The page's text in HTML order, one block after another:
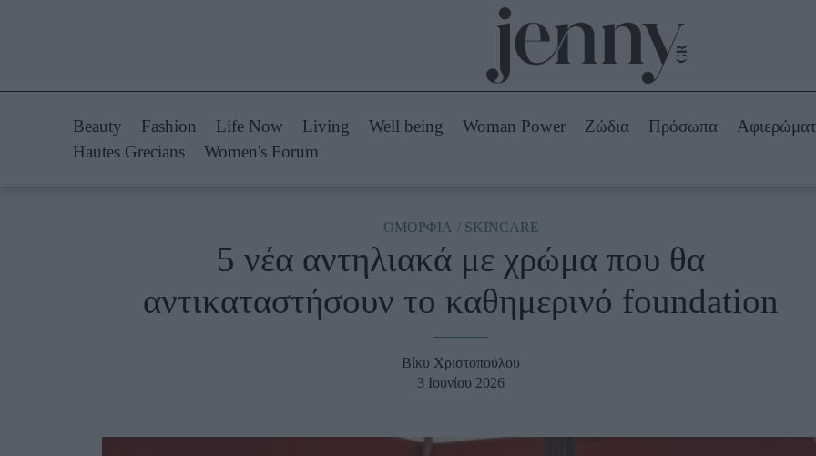
Styling Tips
Fashion News
Beauty -
Ομορφιά
Skincare
Μακιγιάζ
Πρόσωπα
Celebrities
Ζώδια
Beauty Fashion Life Now Living Well being Woman Power Ζώδια Πρόσωπα
Hautes Grecians
Women's Forum
ΟΜΟΡΦΙΑ SKINCARE
5 νέα αντηλιακά με χρώμα που θα
αντικαταστήσουν το καθημερινό foundation
Βίκυ Χριστοπούλου
3 Ιουνίου 2026